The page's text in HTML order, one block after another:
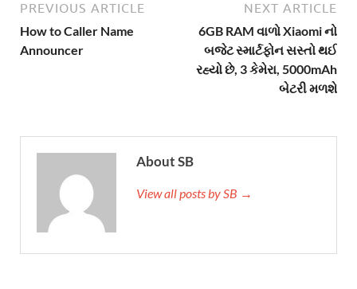
PREVIOUS ARTICLE
How to Caller Name
Announcer
NEXT ARTICLE
6GB RAM વાળો Xiaomi નો
બજેટ સ્માર્ટફોન સસ્તો થઈ
રહ્યો છે, 3 કેમેરા, 5000mAh
બેટરી મળશે
About SB
View all posts by SB →